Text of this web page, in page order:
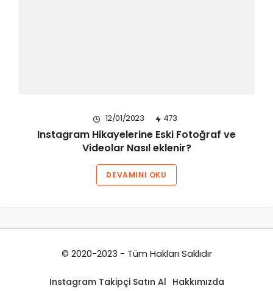
12/01/2023 473
Instagram Hikayelerine Eski Fotoğraf ve
Videolar Nasıl eklenir?
DEVAMINI OKU
© 2020-2023 - Tüm Hakları Saklıdır
Instagram Takipçi Satın Al Hakkımızda